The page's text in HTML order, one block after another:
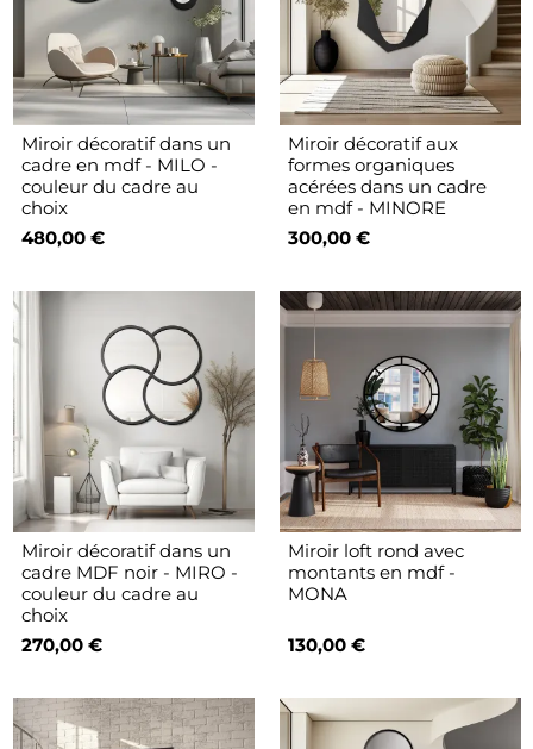
Miroir décoratif dans un
cadre en mdf - MILO -
couleur du cadre au
choix
480,00 €
Miroir décoratif aux
formes organiques
acérées dans un cadre
en mdf - MINORE
300,00 €
Miroir décoratif dans un
cadre MDF noir - MIRO -
couleur du cadre au
choix
270,00 €
Miroir loft rond avec
montants en mdf -
MONA
130,00 €